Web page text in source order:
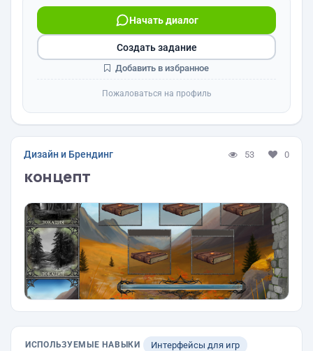
Начать диалог
Создать задание
Добавить в избранное
Пожаловаться на профиль
Дизайн и Брендинг 53 0
концепт
ИСПОЛЬЗУЕМЫЕ НАВЫКИ Интерфейсы для игр